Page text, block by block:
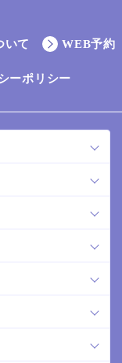
下記の「友だち追
表示されたQR
って友だち追加
示)
ID：
いて WEB予約
ーポリシー